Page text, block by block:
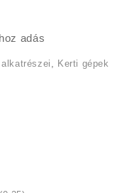
adás
Kerti gépek